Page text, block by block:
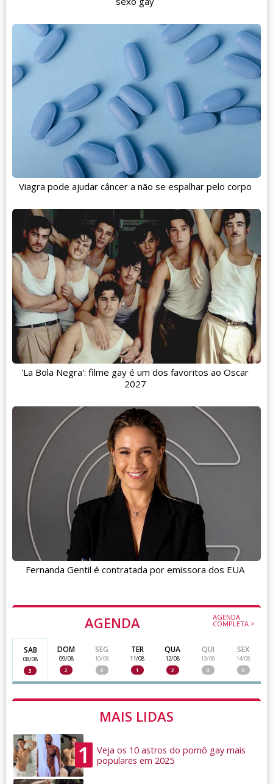
AGENDA AGENDA
COMPLETA >
SAB
08/08
3
DOM
09/08
2
SEG
10/08
0
TER
11/08
1
QUA
12/08
2
QUI
13/08
0
SEX
14/08
0
MAIS LIDAS
1
Veja os 10 astros do pornô gay mais
populares em 2025
Viagra pode ajudar câncer a não se espalhar pelo corpo
'La Bola Negra': filme gay é um dos favoritos ao Oscar
2027
Fernanda Gentil é contratada por emissora dos EUA